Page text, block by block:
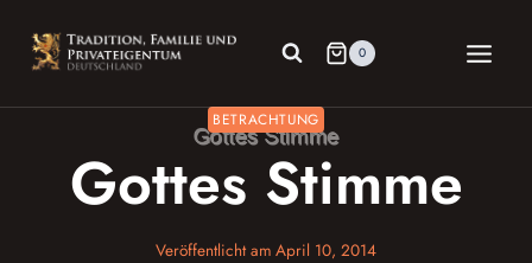
Inhalt
springen
0
BETRACHTUNG
Gottes Stimme
Veröffentlicht am April 10, 2014